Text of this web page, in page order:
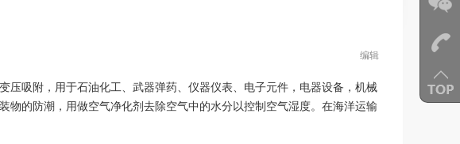
编辑
压吸附，用于石油化工、武器弹药、仪器仪表、电子元件，电器设备，机械
的防潮，用做空气净化剂去除空气中的水分以控制空气湿度。在海洋运输